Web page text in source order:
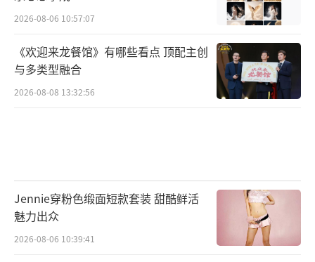
2026-08-06 10:57:07
《欢迎来龙餐馆》有哪些看点 顶配主创
与多类型融合
2026-08-08 13:32:56
Jennie穿粉色缎面短款套装 甜酷鲜活
魅力出众
2026-08-06 10:39:41